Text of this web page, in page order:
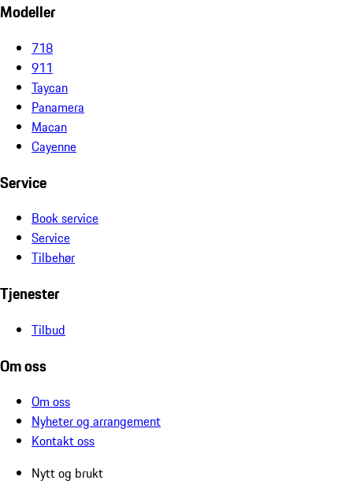
Modeller
718
911
Taycan
Panamera
Macan
Cayenne
Service
Book service
Service
Tilbehør
Tjenester
Tilbud
Om oss
Om oss
Nyheter og arrangement
Kontakt oss
Nytt og brukt